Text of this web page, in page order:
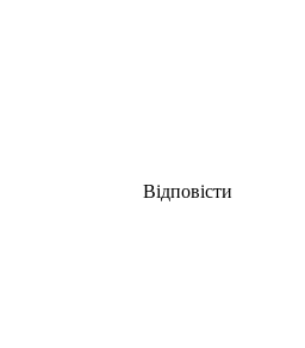
Відповісти